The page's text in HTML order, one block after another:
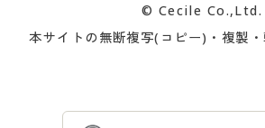
プレゼント＆キャンペーン サイト
ついて
忘れの
© Cecile Co.,Ltd.
本サイトの無断複写(コピー)・複製・